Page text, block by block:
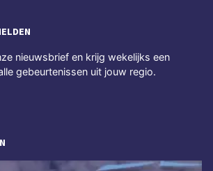
nieuwsbrief en krijg wekelijks een
gebeurtenissen uit jouw regio.